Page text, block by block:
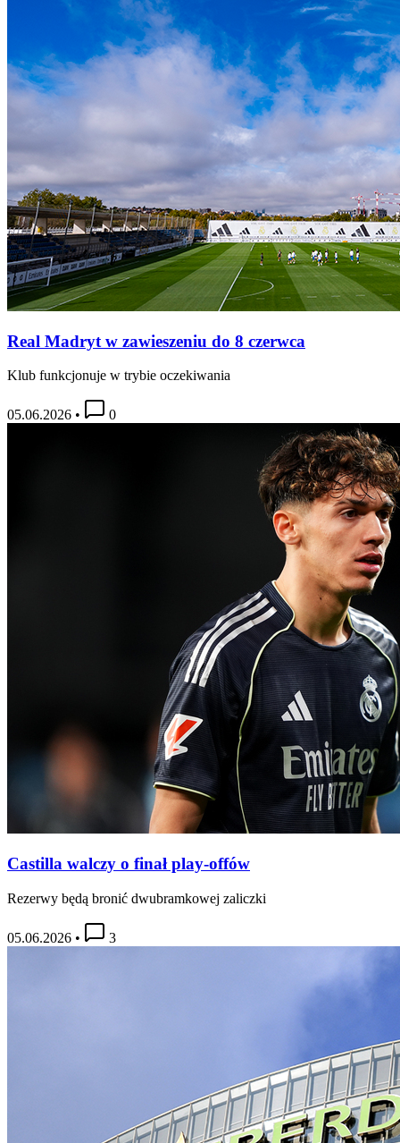
Real Madryt w zawieszeniu do 8 czerwca
Klub funkcjonuje w trybie oczekiwania
05.06.2026 • 0
Castilla walczy o finał play-offów
Rezerwy będą bronić dwubramkowej zaliczki
05.06.2026 • 3